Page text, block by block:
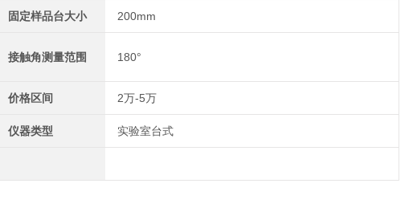
固定样品台大小 200mm
接触角测量范围 180°
价格区间 2万-5万
仪器类型 实验室台式